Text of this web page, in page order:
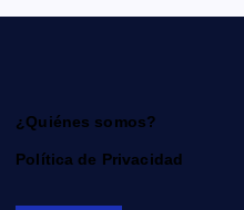
¿Quiénes somos?
Política de Privacidad